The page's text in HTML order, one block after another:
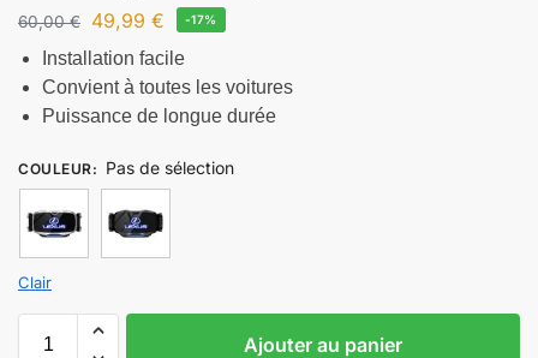
60,00€ 49,99 € -17%
Installation facile
Convient à toutes les voitures
Puissance de longue durée
COULEUR: Pas de sélection
Clair
Ajouter au panier